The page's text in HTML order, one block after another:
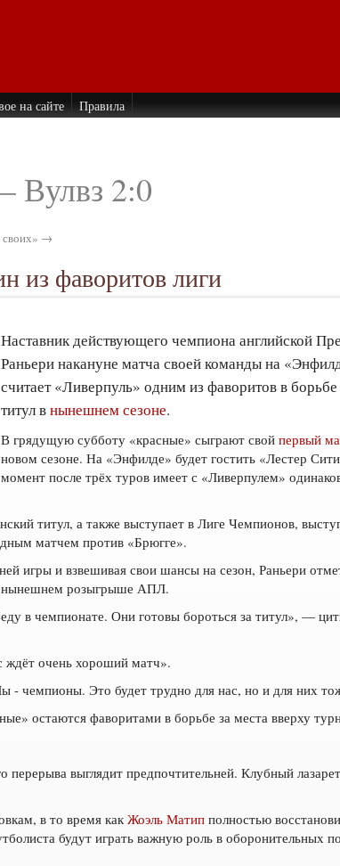
на сайте Правила
Вулвз 2:0
своих» →
из фаворитов лиги
Наставник действующего чемпиона английской
Раньери накануне матча своей команды на
считает «Ливерпуль» одним из фаворитов в
титул внынешнем сезоне.
В грядущую субботу «красные» сыграют свойпервый
новом сезоне. На «Энфилде» будет гостить «Лестер
момент после трёх туров имеет с «Ливерпулем»
титул, а также выступает в Лиге Чемпионов,
матчем против «Брюгге».
игры и взвешивая свои шансы на сезон, Раньери
нынешнем розыгрыше АПЛ.
в чемпионате. Они готовы бороться за титул», —
ждёт очень хороший матч».
чемпионы. Это будет трудно для нас, но и для них
остаются фаворитами в борьбе за места вверху
перерыва выглядит предпочтительней. Клубный
в то время какЖоэль Матип полностью
будут играть важную роль в оборонительных